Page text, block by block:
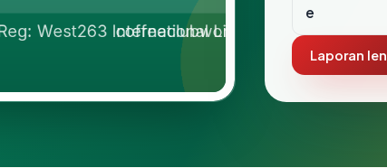
e
Laporan